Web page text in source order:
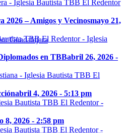
Guadalajara
2026 – Amigos y Vecinosmayo 21,
en TBBabril 26, 2026 -
abril 4, 2026 - 5:13 pm
8, 2026 - 2:58 pm